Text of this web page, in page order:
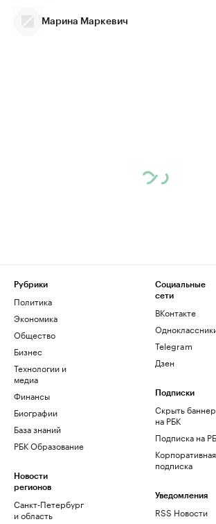
Марина Маркевич
Рубрики
Политика
Экономика
Общество
Бизнес
Технологии и
медиа
Финансы
Биографии
База знаний
РБК Образование
Новости
регионов
Санкт-Петербург
и область
Социальные
сети
ВКонтакте
Telegram
Дзен
Подписки
Скрыть
на РБК
Подписка на
Корпоративная
подписка
Уведомления
RSS Новости